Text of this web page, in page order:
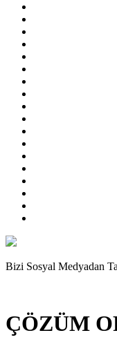
Bizi Sosyal Medyadan
ÇÖZÜM